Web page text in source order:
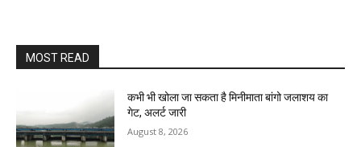
MOST READ
कभी भी खोला जा सकता है मिनीमाता बांगो जलाशय का
गेट, अलर्ट जारी
August 8, 2026